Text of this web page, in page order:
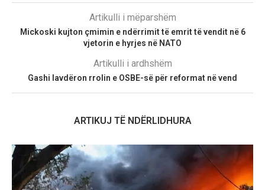
Artikulli i mëparshëm
Mickoski kujton çmimin e ndërrimit të emrit të vendit në 6
vjetorin e hyrjes në NATO
Artikulli i ardhshëm
Gashi lavdëron rrolin e OSBE-së për reformat në vend
ARTIKUJ TË NDËRLIDHURA